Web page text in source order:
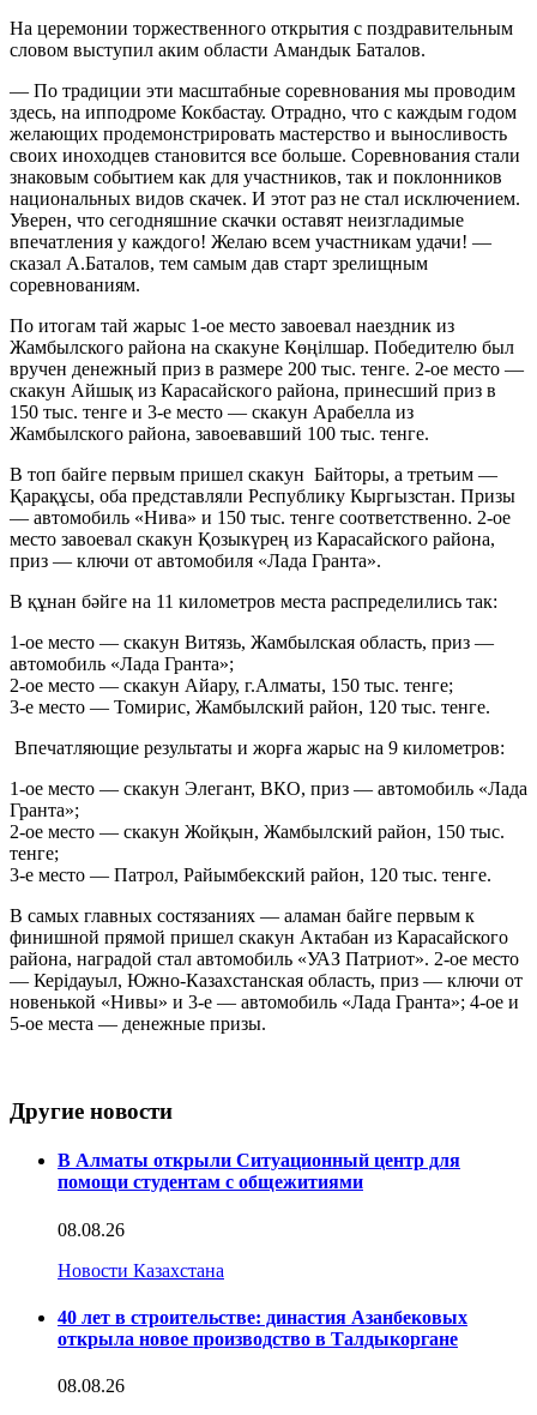
На церемонии торжественного открытия с поздравительным
словом выступил аким области Амандык Баталов.
— По традиции эти масштабные соревнования мы проводим
здесь, на ипподроме Кокбастау. Отрадно, что с каждым годом
желающих продемонстрировать мастерство и выносливость
своих иноходцев становится все больше. Соревнования стали
знаковым событием как для участников, так и поклонников
национальных видов скачек. И этот раз не стал исключением.
Уверен, что сегодняшние скачки оставят неизгладимые
впечатления у каждого! Желаю всем участникам удачи! —
сказал А.Баталов, тем самым дав старт зрелищным
соревнованиям.
По итогам тай жарыс 1-ое место завоевал наездник из
Жамбылского района на скакуне Көңілшар. Победителю был
вручен денежный приз в размере 200 тыс. тенге. 2-ое место —
скакун Айшық из Карасайского района, принесший приз в
150 тыс. тенге и 3-е место — скакун Арабелла из
Жамбылского района, завоевавший 100 тыс. тенге.
В топ байге первым пришел скакун Байторы, а третьим —
Қарақұсы, оба представляли Республику Кыргызстан. Призы
— автомобиль «Нива» и 150 тыс. тенге соответственно. 2-ое
место завоевал скакун Қозыкүрең из Карасайского района,
приз — ключи от автомобиля «Лада Гранта».
В құнан бәйге на 11 километров места распределились так:
1-ое место — скакун Витязь, Жамбылская область, приз —
автомобиль «Лада Гранта»;
2-ое место — скакун Айару, г.Алматы, 150 тыс. тенге;
3-е место — Томирис, Жамбылский район, 120 тыс. тенге.
Впечатляющие результаты и жорға жарыс на 9 километров:
1-ое место — скакун Элегант, ВКО, приз — автомобиль «Лада
Гранта»;
2-ое место — скакун Жойқын, Жамбылский район, 150 тыс.
тенге;
3-е место — Патрол, Райымбекский район, 120 тыс. тенге.
В самых главных состязаниях — аламан байге первым к
финишной прямой пришел скакун Актабан из Карасайского
района, наградой стал автомобиль «УАЗ Патриот». 2-ое место
— Керідауыл, Южно-Казахстанская область, приз — ключи от
новенькой «Нивы» и 3-е — автомобиль «Лада Гранта»; 4-ое и
5-ое места — денежные призы.
Другие новости
В Алматы открыли Ситуационный центр для
помощи студентам с общежитиями
08.08.26
Новости Казахстана
40 лет в строительстве: династия Азанбековых
открыла новое производство в Талдыкоргане
08.08.26